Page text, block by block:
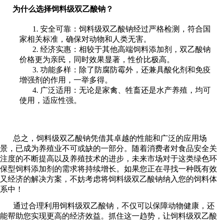
为什么选择饲料级双乙酸钠？
1. 安全可靠：饲料级双乙酸钠经过严格检测，符合国
家相关标准，确保对动物和人类无害。
2. 经济实惠：相较于其他高端饲料添加剂，双乙酸钠
价格更为亲民，同时效果显著，性价比极高。
3. 功能多样：除了防腐防霉外，还兼具酸化剂和免疫
增强剂的作用，一举多得。
4. 广泛适用：无论是家禽、牲畜还是水产养殖，均可
使用，适应性强。
总之，饲料级双乙酸钠凭借其卓越的性能和广泛的应用场
景，已成为养殖业不可或缺的一部分。随着消费者对食品安全关
注度的不断提高以及养殖技术的进步，未来市场对于这类绿色环
保型饲料添加剂的需求将持续增长。如果您正在寻找一种既有效
又经济的解决方案，不妨考虑将饲料级双乙酸钠纳入您的饲料体
系中！
通过合理利用饲料级双乙酸钠，不仅可以保障动物健康，还
能帮助您实现更高的经济效益。抓住这一趋势，让饲料级双乙酸